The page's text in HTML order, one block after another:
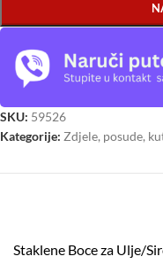
SKU: 59526
Kategorije: Zdjele, posude,
Staklene Boce za Ulje/